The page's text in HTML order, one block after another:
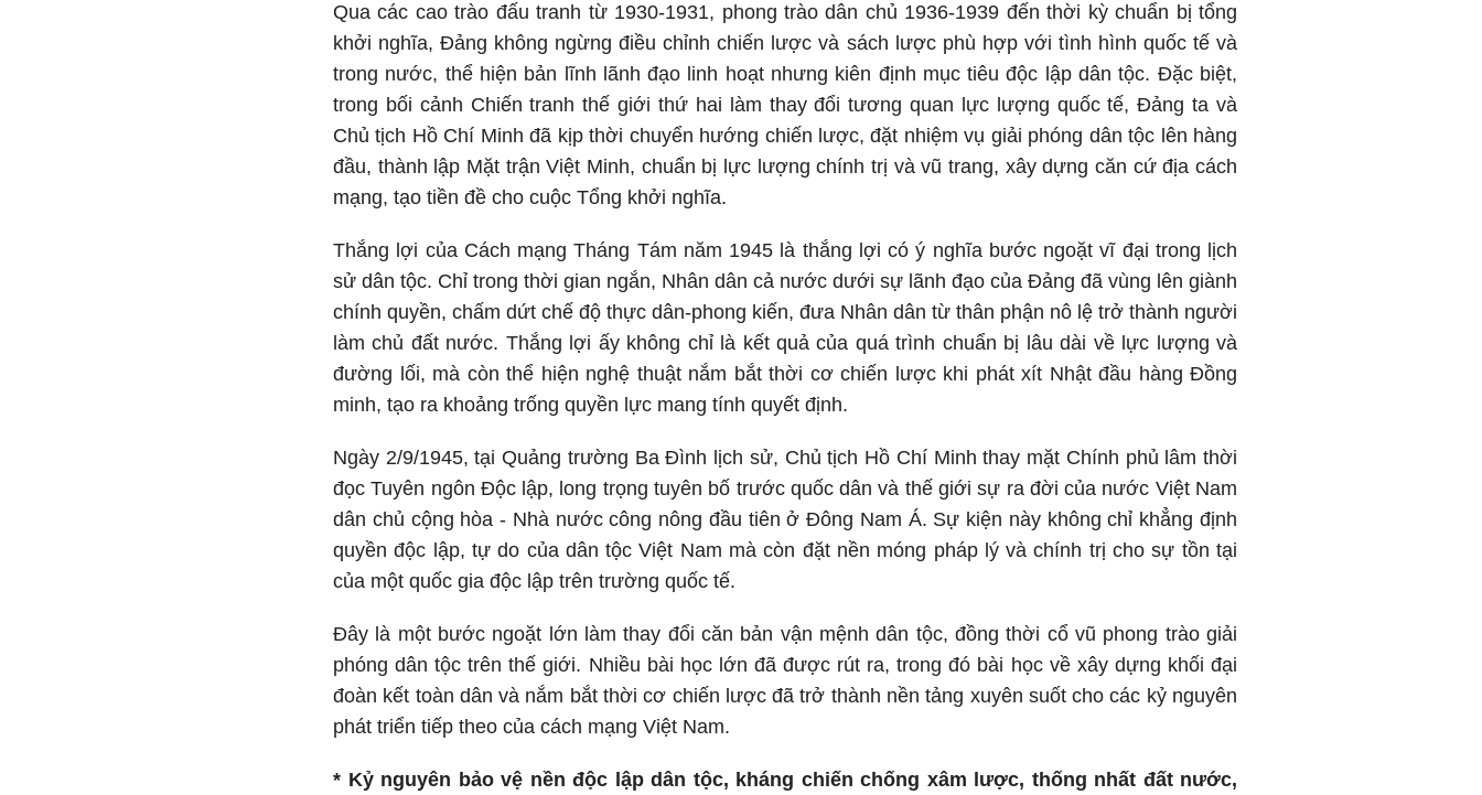
Qua các cao trào đấu tranh từ 1930-1931, phong trào dân chủ 1936-1939 đến thời kỳ chuẩn bị tổng
khởi nghĩa, Đảng không ngừng điều chỉnh chiến lược và sách lược phù hợp với tình hình quốc tế và
trong nước, thể hiện bản lĩnh lãnh đạo linh hoạt nhưng kiên định mục tiêu độc lập dân tộc. Đặc biệt,
trong bối cảnh Chiến tranh thế giới thứ hai làm thay đổi tương quan lực lượng quốc tế, Đảng ta và
Chủ tịch Hồ Chí Minh đã kịp thời chuyển hướng chiến lược, đặt nhiệm vụ giải phóng dân tộc lên hàng
đầu, thành lập Mặt trận Việt Minh, chuẩn bị lực lượng chính trị và vũ trang, xây dựng căn cứ địa cách
mạng, tạo tiền đề cho cuộc Tổng khởi nghĩa.
Thắng lợi của Cách mạng Tháng Tám năm 1945 là thắng lợi có ý nghĩa bước ngoặt vĩ đại trong lịch
sử dân tộc. Chỉ trong thời gian ngắn, Nhân dân cả nước dưới sự lãnh đạo của Đảng đã vùng lên giành
chính quyền, chấm dứt chế độ thực dân-phong kiến, đưa Nhân dân từ thân phận nô lệ trở thành người
làm chủ đất nước. Thắng lợi ấy không chỉ là kết quả của quá trình chuẩn bị lâu dài về lực lượng và
đường lối, mà còn thể hiện nghệ thuật nắm bắt thời cơ chiến lược khi phát xít Nhật đầu hàng Đồng
minh, tạo ra khoảng trống quyền lực mang tính quyết định.
Ngày 2/9/1945, tại Quảng trường Ba Đình lịch sử, Chủ tịch Hồ Chí Minh thay mặt Chính phủ lâm thời
đọc Tuyên ngôn Độc lập, long trọng tuyên bố trước quốc dân và thế giới sự ra đời của nước Việt Nam
dân chủ cộng hòa - Nhà nước công nông đầu tiên ở Đông Nam Á. Sự kiện này không chỉ khẳng định
quyền độc lập, tự do của dân tộc Việt Nam mà còn đặt nền móng pháp lý và chính trị cho sự tồn tại
của một quốc gia độc lập trên trường quốc tế.
Đây là một bước ngoặt lớn làm thay đổi căn bản vận mệnh dân tộc, đồng thời cổ vũ phong trào giải
phóng dân tộc trên thế giới. Nhiều bài học lớn đã được rút ra, trong đó bài học về xây dựng khối đại
đoàn kết toàn dân và nắm bắt thời cơ chiến lược đã trở thành nền tảng xuyên suốt cho các kỷ nguyên
phát triển tiếp theo của cách mạng Việt Nam.
* Kỷ nguyên bảo vệ nền độc lập dân tộc, kháng chiến chống xâm lược, thống nhất đất nước,